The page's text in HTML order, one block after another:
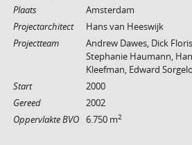
Plaats
Amsterdam
Projectarchitect
Hans van Heeswijk
Projectteam
Andrew Dawes, Dick
Stephanie Haumann,
Kleefman, Edward
Start
2000
Gereed
2002
Oppervlakte BVO 6.750 m2